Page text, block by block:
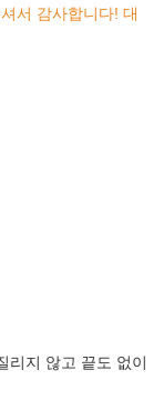
서 감사합니다! 대
리지 않고 끝도 없이